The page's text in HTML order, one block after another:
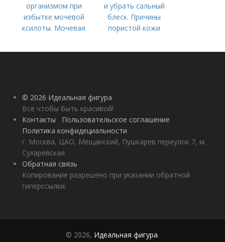
организмом при
избытке мочевой
ксилоты. Мочевая
норма и отклонения
и убрать сальный
блеск. Причины
пористой кожи
© 2026 Идеальная фигура
Всё чтобы быть красивой!
Контакты
Пользовательское соглашение
Политика конфидециальности
г. Москва, ЦАО, Мещанский, Пушкарев переулок 7, м.
Сухаревская
Обратная связь
Копирование разрешено при указании обратной
гиперссылки.
© 2026, Идеальная фигура.